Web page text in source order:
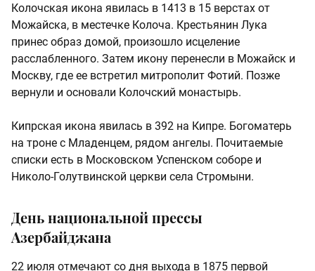
Колочская икона явилась в 1413 в 15 верстах от
Можайска, в местечке Колоча. Крестьянин Лука
принес образ домой, произошло исцеление
расслабленного. Затем икону перенесли в Можайск и
Москву, где ее встретил митрополит Фотий. Позже
вернули и основали Колочский монастырь.
Кипрская икона явилась в 392 на Кипре. Богоматерь
на троне с Младенцем, рядом ангелы. Почитаемые
списки есть в Московском Успенском соборе и
Николо-Голутвинской церкви села Стромыни.
День национальной прессы
Азербайджана
22 июля отмечают со дня выхода в 1875 первой